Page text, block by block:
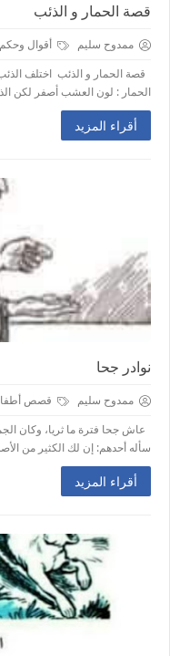
قصة الحمار و الذئب
ممدوح سليم أقوال وحكم
قصة الحمار و الذئب ﺍﺧﺘﻠﻒ
ﺍﻟﺤﻤﺎﺭ : ﻟﻮﻥ ﺍﻟﻌﺸﺐ ﺃﺻﻔﺮ ﻟﻜﻦ
أقراء المزيد
نوادر جحا
ممدوح سليم قصص
عاش جحا فترة ما ثريا، وكان
سأله أحدهم: إن لك الكثير من
أقراء المزيد